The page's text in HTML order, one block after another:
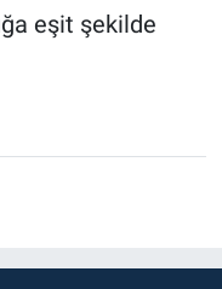
eşit şekilde